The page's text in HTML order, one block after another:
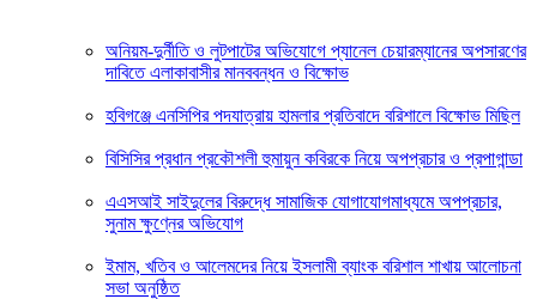
অনিয়ম-দুর্নীতি ও লুটপাটের অভিযোগে প্যানেল চেয়ারম্যানের অপসারণের
দাবিতে এলাকাবাসীর মানববন্ধন ও বিক্ষোভ
হবিগঞ্জে এনসিপির পদযাত্রায় হামলার প্রতিবাদে বরিশালে বিক্ষোভ মিছিল
বিসিসির প্রধান প্রকৌশলী হুমায়ুন কবিরকে নিয়ে অপপ্রচার ও প্রপাগান্ডা
এএসআই সাইদুলের বিরুদ্ধে সামাজিক যোগাযোগমাধ্যমে অপপ্রচার,
সুনাম ক্ষুণ্নের অভিযোগ
ইমাম, খতিব ও আলেমদের নিয়ে ইসলামী ব্যাংক বরিশাল শাখায় আলোচনা
সভা অনুষ্ঠিত